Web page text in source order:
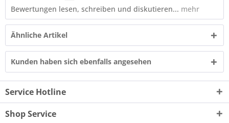
Bewertungen lesen, schreiben und diskutieren... mehr
Ähnliche Artikel
Kunden haben sich ebenfalls angesehen
Service Hotline
Shop Service